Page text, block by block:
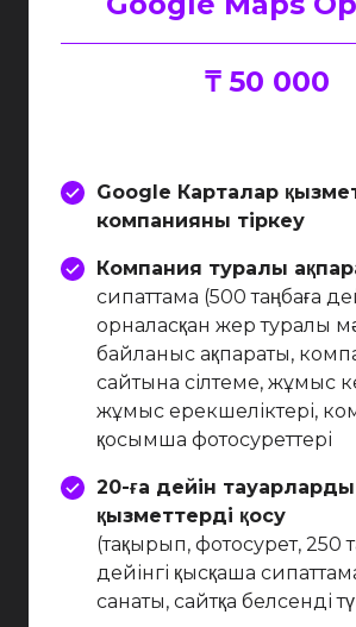
₸ 50 000
Google Карталар
компанияны тіркеу
Компания туралы
сипаттама (500 таңбаға
орналасқан жер туралы
байланыс ақпараты,
сайтына сілтеме, жұмыс
жұмыс ерекшеліктері,
қосымша фотосуреттері
20-ға дейін
қызметтерді қосу
(тақырып, фотосурет, 250
дейінгі қысқаша
санаты, сайтқа белсенді